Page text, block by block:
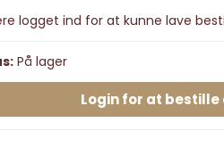
logget ind for at kunne lave
På lager
Login for at bestille